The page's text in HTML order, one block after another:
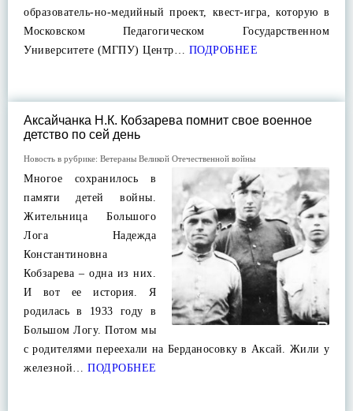
образователь-но-медийный проект, квест-игра, которую в
Московском Педагогическом Государственном
Университете (МГПУ) Центр… ПОДРОБНЕЕ
Аксайчанка Н.К. Кобзарева помнит свое военное
детство по сей день
Новость в рубрике: Ветераны Великой Отечественной войны
Многое сохранилось в
памяти детей войны.
Жительница Большого
Лога Надежда
Константиновна
Кобзарева – одна из них.
И вот ее история. Я
родилась в 1933 году в
Большом Логу. Потом мы
с родителями переехали на Берданосовку в Аксай. Жили у
железной… ПОДРОБНЕЕ